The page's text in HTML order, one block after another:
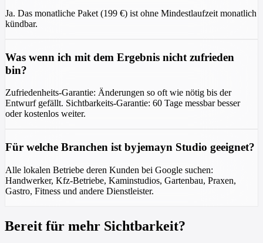
Ja. Das monatliche Paket (199 €) ist ohne Mindestlaufzeit monatlich
kündbar.
Was wenn ich mit dem Ergebnis nicht zufrieden
bin?
Zufriedenheits-Garantie: Änderungen so oft wie nötig bis der
Entwurf gefällt. Sichtbarkeits-Garantie: 60 Tage messbar besser
oder kostenlos weiter.
Für welche Branchen ist byjemayn Studio geeignet?
Alle lokalen Betriebe deren Kunden bei Google suchen:
Handwerker, Kfz-Betriebe, Kaminstudios, Gartenbau, Praxen,
Gastro, Fitness und andere Dienstleister.
Bereit für mehr Sichtbarkeit?